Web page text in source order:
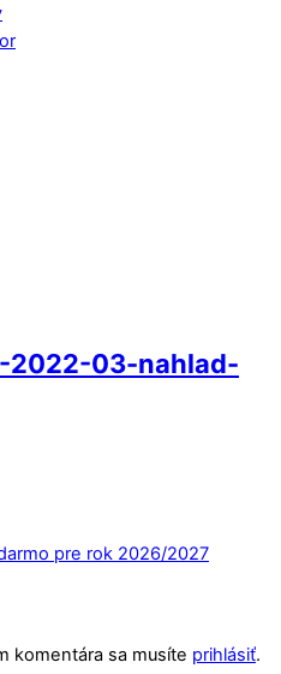
2022-03-nahlad-
pre rok 2026/2027
komentára sa musíte prihlásiť.